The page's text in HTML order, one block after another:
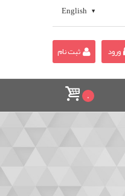
English
ورود ثبت نام
0